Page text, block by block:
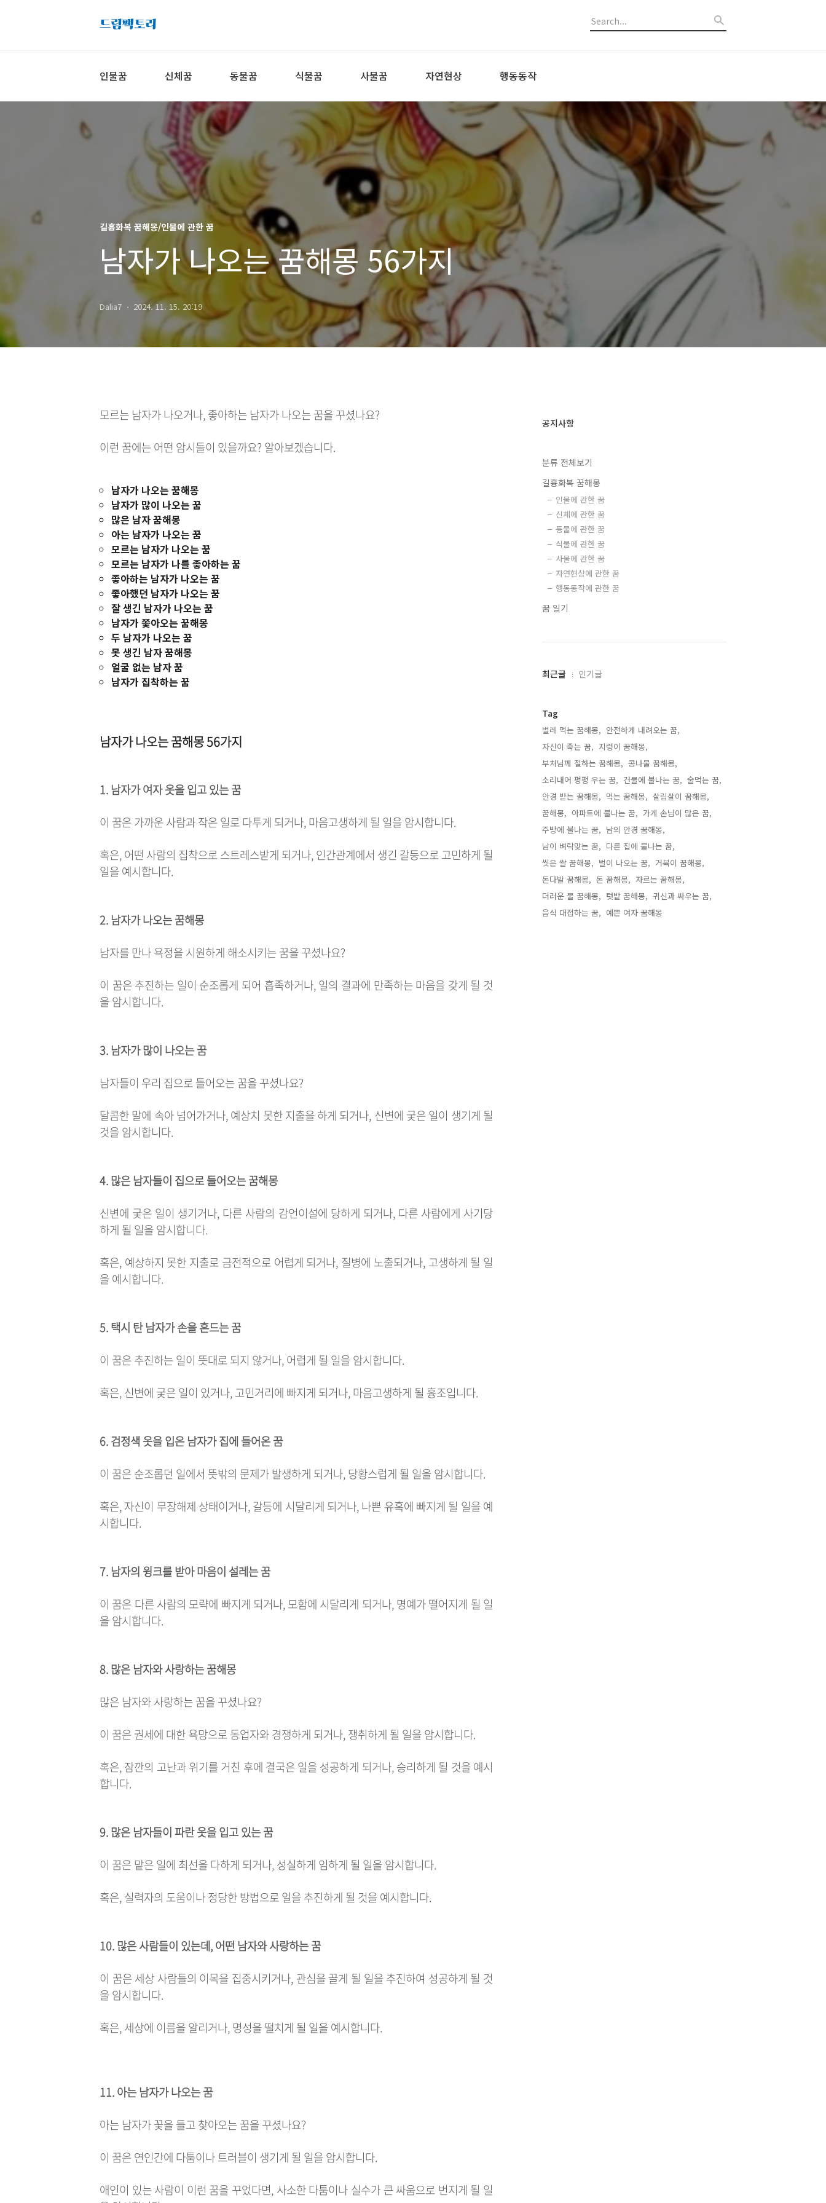
인물꿈 신체꿈 동물꿈 식물꿈 사물꿈 자연현상 행동동작
길흉화복 꿈해몽/인물에 관한 꿈
남자가 나오는 꿈해몽 56가지
Dalia7 2024. 11. 15. 20:19
모르는 남자가 나오거나, 좋아하는 남자가 나오는 꿈을 꾸셨나요?
이런 꿈에는 어떤 암시들이 있을까요? 알아보겠습니다.
남자가 나오는 꿈해몽
남자가 많이 나오는 꿈
많은 남자 꿈해몽
아는 남자가 나오는 꿈
모르는 남자가 나오는 꿈
모르는 남자가 나를 좋아하는 꿈
좋아하는 남자가 나오는 꿈
좋아했던 남자가 나오는 꿈
잘 생긴 남자가 나오는 꿈
남자가 쫓아오는 꿈해몽
두 남자가 나오는 꿈
못 생긴 남자 꿈해몽
얼굴 없는 남자 꿈
남자가 집착하는 꿈
남자가 나오는 꿈해몽 56가지
1. 남자가 여자 옷을 입고 있는 꿈
이 꿈은 가까운 사람과 작은 일로 다투게 되거나, 마음고생하게 될 일을 암시합니다.
혹은, 어떤 사람의 집착으로 스트레스받게 되거나, 인간관계에서 생긴 갈등으로 고민하게 될
일을 예시합니다.
2. 남자가 나오는 꿈해몽
남자를 만나 욕정을 시원하게 해소시키는 꿈을 꾸셨나요?
이 꿈은 추진하는 일이 순조롭게 되어 흡족하거나, 일의 결과에 만족하는 마음을 갖게 될 것
을 암시합니다.
3. 남자가 많이 나오는 꿈
남자들이 우리 집으로 들어오는 꿈을 꾸셨나요?
달콤한 말에 속아 넘어가거나, 예상치 못한 지출을 하게 되거나, 신변에 궂은 일이 생기게 될
것을 암시합니다.
4. 많은 남자들이 집으로 들어오는 꿈해몽
신변에 궂은 일이 생기거나, 다른 사람의 감언이설에 당하게 되거나, 다른 사람에게 사기당
하게 될 일을 암시합니다.
혹은, 예상하지 못한 지출로 금전적으로 어렵게 되거나, 질병에 노출되거나, 고생하게 될 일
을 예시합니다.
5. 택시 탄 남자가 손을 흔드는 꿈
이 꿈은 추진하는 일이 뜻대로 되지 않거나, 어렵게 될 일을 암시합니다.
혹은, 신변에 궂은 일이 있거나, 고민거리에 빠지게 되거나, 마음고생하게 될 흉조입니다.
6. 검정색 옷을 입은 남자가 집에 들어온 꿈
이 꿈은 순조롭던 일에서 뜻밖의 문제가 발생하게 되거나, 당황스럽게 될 일을 암시합니다.
혹은, 자신이 무장해제 상태이거나, 갈등에 시달리게 되거나, 나쁜 유혹에 빠지게 될 일을 예
시합니다.
7. 남자의 윙크를 받아 마음이 설레는 꿈
이 꿈은 다른 사람의 모략에 빠지게 되거나, 모함에 시달리게 되거나, 명예가 떨어지게 될 일
을 암시합니다.
8. 많은 남자와 사랑하는 꿈해몽
많은 남자와 사랑하는 꿈을 꾸셨나요?
이 꿈은 권세에 대한 욕망으로 동업자와 경쟁하게 되거나, 쟁취하게 될 일을 암시합니다.
혹은, 잠깐의 고난과 위기를 거친 후에 결국은 일을 성공하게 되거나, 승리하게 될 것을 예시
합니다.
9. 많은 남자들이 파란 옷을 입고 있는 꿈
이 꿈은 맡은 일에 최선을 다하게 되거나, 성실하게 임하게 될 일을 암시합니다.
혹은, 실력자의 도움이나 정당한 방법으로 일을 추진하게 될 것을 예시합니다.
10. 많은 사람들이 있는데, 어떤 남자와 사랑하는 꿈
이 꿈은 세상 사람들의 이목을 집중시키거나, 관심을 끌게 될 일을 추진하여 성공하게 될 것
을 암시합니다.
혹은, 세상에 이름을 알리거나, 명성을 떨치게 될 일을 예시합니다.
11. 아는 남자가 나오는 꿈
아는 남자가 꽃을 들고 찾아오는 꿈을 꾸셨나요?
이 꿈은 연인간에 다툼이나 트러블이 생기게 될 일을 암시합니다.
애인이 있는 사람이 이런 꿈을 꾸었다면, 사소한 다툼이나 실수가 큰 싸움으로 번지게 될 일
공지사항
분류 전체보기
길흉화복 꿈해몽
인물에 관한 꿈
신체에 관한 꿈
동물에 관한 꿈
식물에 관한 꿈
사물에 관한 꿈
자연현상에 관한 꿈
행동동작에 관한 꿈
꿈 일기
최
과
기
글
최근글 인기글
Tag
벌레 먹는 꿈해몽, 안전하게 내려오는 꿈,
자신이 죽는 꿈, 지렁이 꿈해몽,
부처님께 절하는 꿈해몽, 콩나물 꿈해몽,
소리내어 펑펑 우는 꿈, 건물에 불나는 꿈, 술먹는 꿈,
안경 받는 꿈해몽, 먹는 꿈해몽, 살림살이 꿈해몽,
꿈해몽, 아파트에 불나는 꿈, 가게 손님이 많은 꿈,
주방에 불나는 꿈, 남의 안경 꿈해몽,
남이 벼락맞는 꿈, 다른 집에 불나는 꿈,
씻은 쌀 꿈해몽, 벌이 나오는 꿈, 거북이 꿈해몽,
돈다발 꿈해몽, 돈 꿈해몽, 자르는 꿈해몽,
더러운 물 꿈해몽, 텃밭 꿈해몽, 귀신과 싸우는 꿈,
음식 대접하는 꿈, 예쁜 여자 꿈해몽,